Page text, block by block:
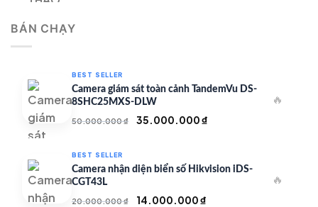
BÁN CHẠY
BEST SELLER
Camera giám sát toàn cảnh TandemVu DS-
8SHC25MXS-DLW
50.000.000₫
Giá
50.000.000 ₫.
35.000.000₫
là:
35.000.000 ₫.
🔥
BEST SELLER
Camera nhận diện biển số Hikvision iDS-
CGT43L
20.000.000₫
Giá
14.000.000₫
🔥